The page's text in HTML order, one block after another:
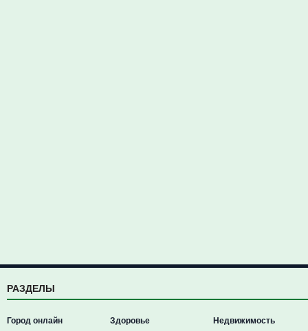
РАЗДЕЛЫ
Город онлайн
Здоровье
Недвижимость